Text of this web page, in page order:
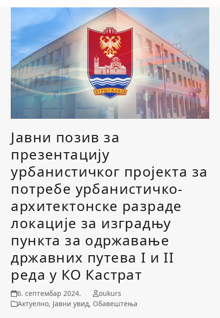
Јавни позив за
презентацију
урбанистичког пројекта за
потребе урбанистичко-
архитектонске разраде
локације за изградњу
пункта за одржавање
државних путева I и II
реда у КО Кастрат
6. септембар 2024.
oukurs
Актуелно, Јавни увид, Обавештења